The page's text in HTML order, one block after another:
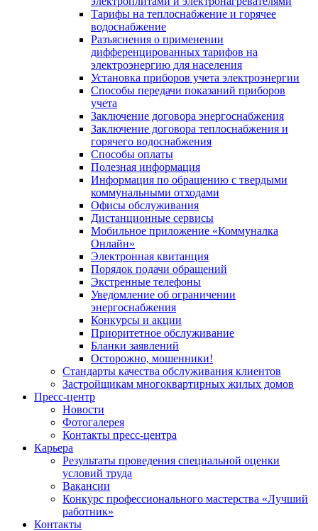
Тарифы на теплоснабжение и горячее
водоснабжение
Разъяснения о применении
дифференцированных тарифов на
электроэнергию для населения
Установка приборов учета электроэнергии
Способы передачи показаний приборов
учета
Заключение договора энергоснабжения
Заключение договора теплоснабжения и
горячего водоснабжения
Способы оплаты
Полезная информация
Информация по обращению с твердыми
коммунальными отходами
Офисы обслуживания
Дистанционные сервисы
Мобильное приложение «Коммуналка
Онлайн»
Электронная квитанция
Порядок подачи обращений
Экстренные телефоны
Уведомление об ограничении
энергоснабжения
Конкурсы и акции
Приоритетное обслуживание
Бланки заявлений
Осторожно, мошенники!
Стандарты качества обслуживания клиентов
Застройщикам многоквартирных жилых домов
Пресс-центр
Новости
Фотогалерея
Контакты пресс-центра
Карьера
Результаты проведения специальной оценки
условий труда
Вакансии
Конкурс профессионального мастерства «Лучший
работник»
Контакты